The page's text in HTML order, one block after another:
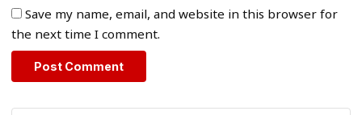
Save my name, email, and website in this browser for
the next time I comment.